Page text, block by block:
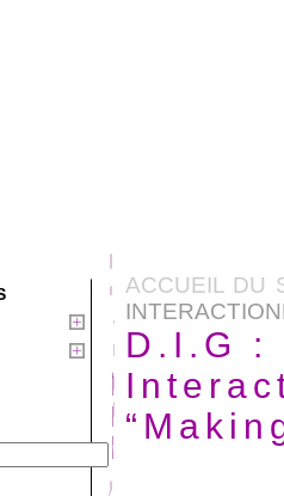
ACCUEIL DU
D.I.G :